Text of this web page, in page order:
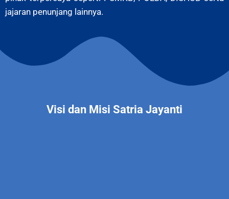
jajaran penunjang lainnya.
Visi dan Misi Satria Jayanti